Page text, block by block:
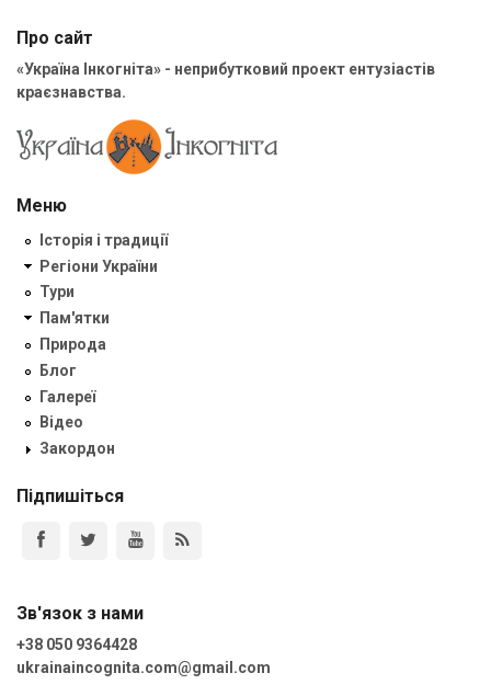
Про сайт
«Україна Інкогніта» - неприбутковий проект ентузіастів
краєзнавства.
Меню
Історія і традиції
Регіони України
Тури
Пам'ятки
Природа
Блог
Галереї
Відео
Закордон
Підпишіться
Зв'язок з нами
+38 050 9364428
ukrainaincognita.com@gmail.com